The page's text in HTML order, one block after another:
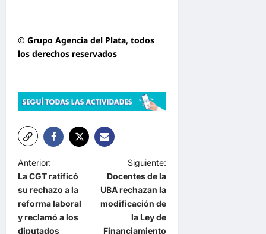
© Grupo Agencia del Plata, todos
los derechos reservados
N
a
v
e
Anterior:
La CGT ratificó
su rechazo a la
reforma laboral
y reclamó a los
diputados
Siguiente:
Docentes de la
UBA rechazan la
modificación de
la Ley de
Financiamiento